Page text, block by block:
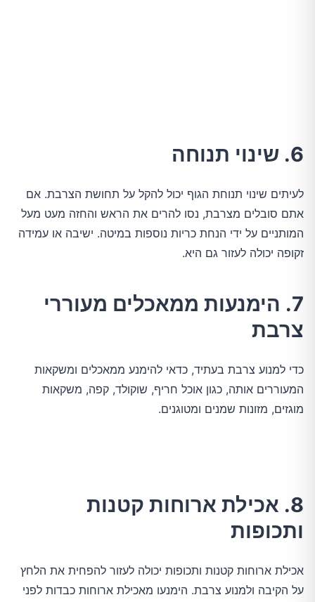
6. שינוי תנוחה
לעיתים שינוי תנוחת הגוף יכול להקל על תחושת הצרבת. אם
אתם סובלים מצרבת, נסו להרים את הראש והחזה מעט מעל
המותניים על ידי הנחת כריות נוספות במיטה. ישיבה או עמידה
זקופה יכולה לעזור גם היא.
7. הימנעות ממאכלים מעוררי
צרבת
כדי למנוע צרבת בעתיד, כדאי להימנע ממאכלים ומשקאות
המעוררים אותה, כגון אוכל חריף, שוקולד, קפה, משקאות
מוגזים, מזונות שמנים ומטוגנים.
8. אכילת ארוחות קטנות
ותכופות
אכילת ארוחות קטנות ותכופות יכולה לעזור להפחית את הלחץ
על הקיבה ולמנוע צרבת. הימנעו מאכילת ארוחות כבדות לפני